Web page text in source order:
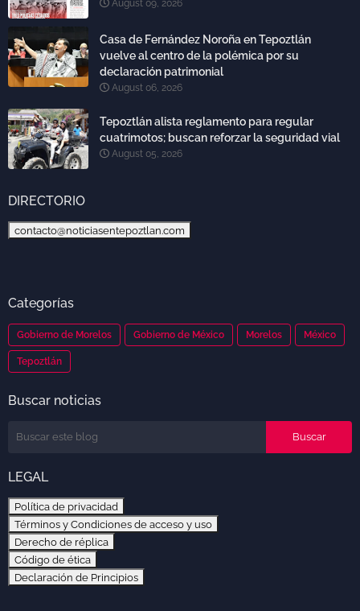
August 09, 2026
Casa de Fernández Noroña en Tepoztlán
vuelve al centro de la polémica por su
declaración patrimonial
August 06, 2026
Tepoztlán alista reglamento para regular
cuatrimotos; buscan reforzar la seguridad vial
August 05, 2026
DIRECTORIO
contacto@noticiasentepoztlan.com
Categorías
Gobierno de Morelos Gobierno de México Morelos México
Tepoztlán
Buscar noticias
LEGAL
Política de privacidad
Términos y Condiciones de acceso y uso
Derecho de réplica
Código de ética
Declaración de Principios